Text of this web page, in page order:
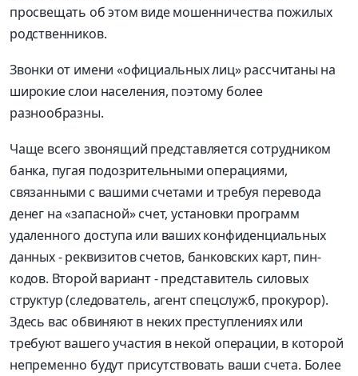
просвещать об этом виде мошенничества пожилых
родственников.
Звонки от имени «официальных лиц» рассчитаны на
широкие слои населения, поэтому более
разнообразны.
Чаще всего звонящий представляется сотрудником
банка, пугая подозрительными операциями,
связанными с вашими счетами и требуя перевода
денег на «запасной» счет, установки программ
удаленного доступа или ваших конфиденциальных
данных - реквизитов счетов, банковских карт, пин-
кодов. Второй вариант - представитель силовых
структур (следователь, агент спецслужб, прокурор).
Здесь вас обвиняют в неких преступлениях или
требуют вашего участия в некой операции, в которой
непременно будут присутствовать ваши счета. Более